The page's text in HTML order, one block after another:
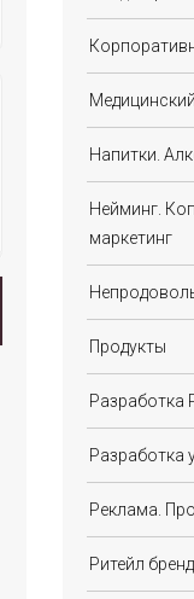
Напитки.
Нейминг.
маркетинг
Продукты
Разработка
Разработка
Реклама.
Ритейл